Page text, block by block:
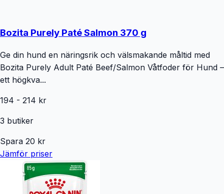
Bozita Purely Paté Salmon 370 g
Ge din hund en näringsrik och välsmakande måltid med
Bozita Purely Adult Paté Beef/Salmon Våtfoder för Hund –
ett högkva...
194 - 214 kr
3 butiker
Spara 20 kr
Jämför priser